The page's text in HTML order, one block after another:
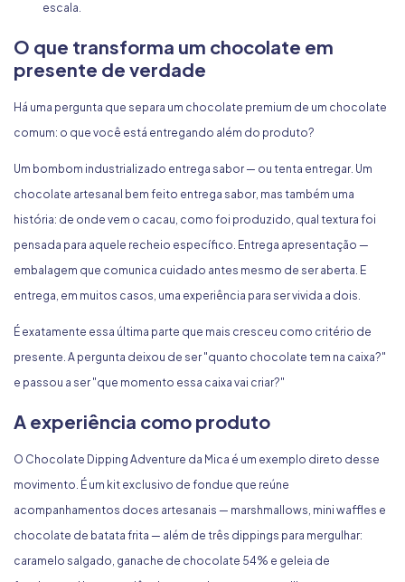
escala.
O que transforma um chocolate em
presente de verdade
Há uma pergunta que separa um chocolate premium de um chocolate
comum: o que você está entregando além do produto?
Um bombom industrializado entrega sabor — ou tenta entregar. Um
chocolate artesanal bem feito entrega sabor, mas também uma
história: de onde vem o cacau, como foi produzido, qual textura foi
pensada para aquele recheio específico. Entrega apresentação —
embalagem que comunica cuidado antes mesmo de ser aberta. E
entrega, em muitos casos, uma experiência para ser vivida a dois.
É exatamente essa última parte que mais cresceu como critério de
presente. A pergunta deixou de ser "quanto chocolate tem na caixa?"
e passou a ser "que momento essa caixa vai criar?"
A experiência como produto
O Chocolate Dipping Adventure da Mica é um exemplo direto desse
movimento. É um kit exclusivo de fondue que reúne
acompanhamentos doces artesanais — marshmallows, mini waffles e
chocolate de batata frita — além de três dippings para mergulhar:
caramelo salgado, ganache de chocolate 54% e geleia de